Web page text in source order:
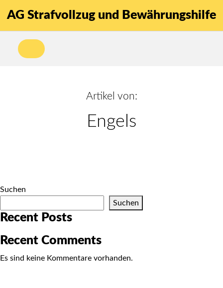
AG Strafvollzug und Bewährungshilfe
Artikel von:
Engels
Suchen
Suchen
Recent Posts
Recent Comments
Es sind keine Kommentare vorhanden.